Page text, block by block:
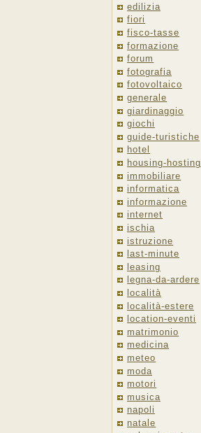
edilizia
fiori
fisco-tasse
formazione
forum
fotografia
fotovoltaico
generale
giardinaggio
giochi
guide-turistiche
hotel
housing-hosting
immobiliare
informatica
informazione
internet
ischia
istruzione
last-minute
leasing
legna-da-ardere
località
località-estere
location-eventi
matrimonio
medicina
meteo
moda
motori
musica
napoli
natale